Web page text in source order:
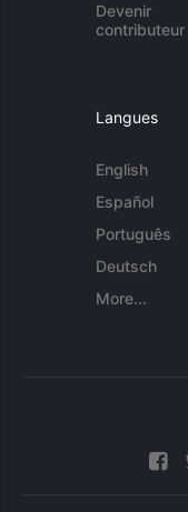
Devenir
contributeur
Langues
English
Español
Português
Deutsch
More...